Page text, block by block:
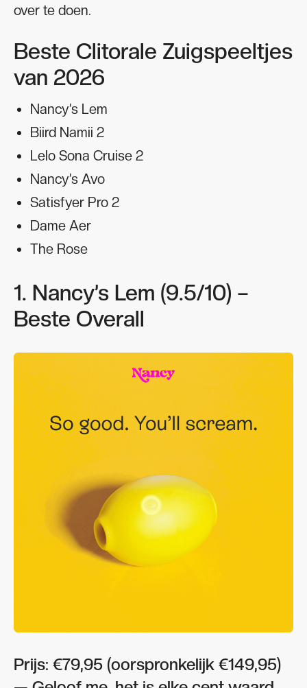
over te doen.
Beste Clitorale Zuigspeeltjes
van 2026
Nancy’s Lem
Biird Namii 2
Lelo Sona Cruise 2
Nancy’s Avo
Satisfyer Pro 2
Dame Aer
The Rose
1. Nancy’s Lem (9.5/10) –
Beste Overall
Prijs: €79,95 (oorspronkelijk €149,95)